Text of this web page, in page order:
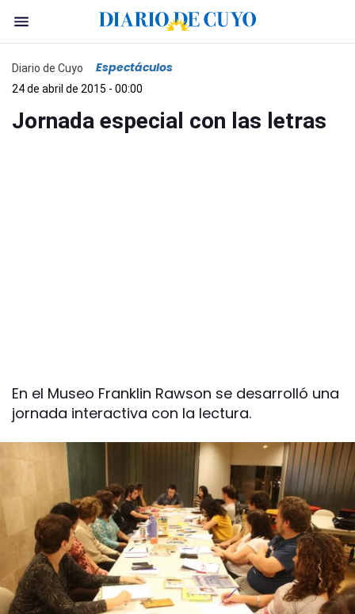
Diario de Cuyo Espectáculos
24 de abril de 2015 - 00:00
Jornada especial con las letras
En el Museo Franklin Rawson se desarrolló una
jornada interactiva con la lectura.